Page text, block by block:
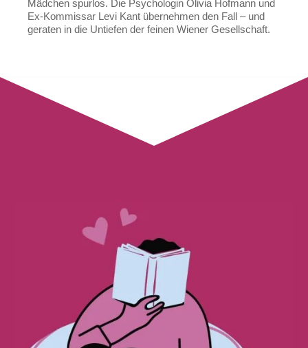
Mädchen spurlos. Die Psychologin Olivia Hofmann und
Ex-Kommissar Levi Kant übernehmen den Fall – und
geraten in die Untiefen der feinen Wiener Gesellschaft.